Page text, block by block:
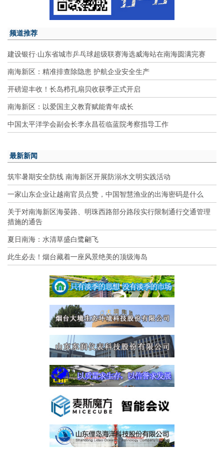
频道推荐
建设银行·山东省城市乒乓球超级联赛海选威海站在南海圆满完赛
南海新区：精准排查除隐患 护航企业安全生产
开磅迎丰收！长岛栉孔扇贝收获季正式开启
南海新区：以爱国主义教育赋能青年成长
中国太平洋学会副会长李永昌莅临蓝院考察指导工作
最新新闻
筑牢暑期安全防线 南海新区开展防溺水文明实践活动
一家山东企业让越南官员点赞，中国智慧渔业的出海密码是什么
关于对南海新区海晏路、明珠西路部分路段实行限制通行交通管理
措施的通告
夏日南海：水清草盛白鹭翩飞
此生必去！烟台藏着一座风景绝美的顶级海岛